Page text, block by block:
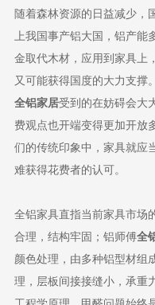
随着森林资源的日益减少，
上我国事产铝大国，铝产
金取代木材，应用到家具上
又可能获得国度的大力支撑
全铝家居受到的在妨碍会大
费观点也开端变得更加开放
们的传统印象中，家具就应
难获得花费者的认可。
全铝家具直指当前家具市
合理，结构牢固；铝师傅全
颜色处理，由多种铝型材组
理，层板间接接缝小，承重